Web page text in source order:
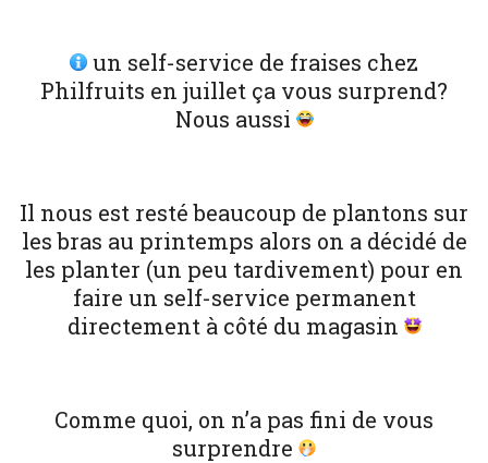
un self-service de fraises chez
Philfruits en juillet ça vous surprend?
Nous aussi
Il nous est resté beaucoup de plantons sur
les bras au printemps alors on a décidé de
les planter (un peu tardivement) pour en
faire un self-service permanent
directement à côté du magasin
Comme quoi, on n’a pas fini de vous
surprendre